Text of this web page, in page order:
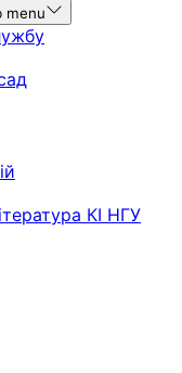
menu
КІ НГУ